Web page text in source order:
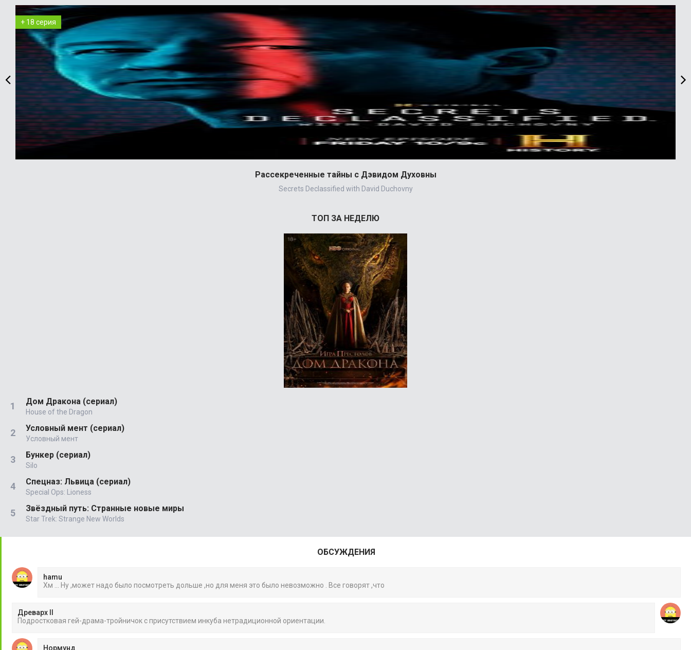
+ 18 серия
Рассекреченные тайны с Дэвидом Духовны
Secrets Declassified with David Duchovny
ТОП ЗА НЕДЕЛЮ
Дом Дракона (сериал)
House of the Dragon
Условный мент (сериал)
Условный мент
Бункер (сериал)
Silo
Спецназ: Львица (сериал)
Special Ops: Lioness
Звёздный путь: Странные новые миры
Star Trek: Strange New Worlds
ОБСУЖДЕНИЯ
hamu
Хм ... Ну ,может надо было посмотреть дольше ,но для меня это было невозможно . Все говорят ,что
Древарх II
Подростковая гей-драма-тройничок с присутствием инкуба нетрадиционной ориентации.
Нормунд